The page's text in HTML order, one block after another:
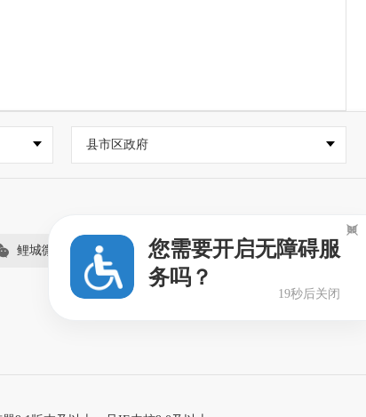
县市区政府
鲤城微事（视频号）
您需要开启无障碍服
务吗？
19秒后关闭
